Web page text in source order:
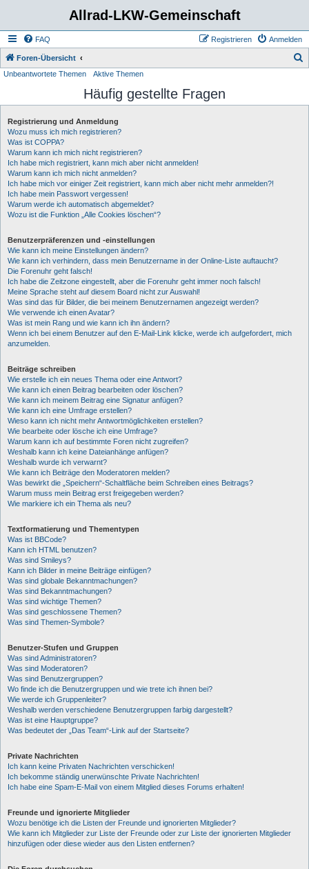
Allrad-LKW-Gemeinschaft
FAQ Anmelden
Registrieren
Foren-Übersicht
h
Unbeantwortete Themen Aktive Themen
Häufig gestellte Fragen
Registrierung und Anmeldung
Wozu muss ich mich registrieren?
Was ist COPPA?
Warum kann ich mich nicht registrieren?
Ich habe mich registriert, kann mich aber nicht anmelden!
Warum kann ich mich nicht anmelden?
Ich habe mich vor einiger Zeit registriert, kann mich aber nicht mehr anmelden?!
Ich habe mein Passwort vergessen!
Warum werde ich automatisch abgemeldet?
Wozu ist die Funktion „Alle Cookies löschen“?
Benutzerpräferenzen und -einstellungen
Wie kann ich meine Einstellungen ändern?
Wie kann ich verhindern, dass mein Benutzername in der Online-Liste auftaucht?
Die Forenuhr geht falsch!
Ich habe die Zeitzone eingestellt, aber die Forenuhr geht immer noch falsch!
Meine Sprache steht auf diesem Board nicht zur Auswahl!
Was sind das für Bilder, die bei meinem Benutzernamen angezeigt werden?
Wie verwende ich einen Avatar?
Was ist mein Rang und wie kann ich ihn ändern?
Wenn ich bei einem Benutzer auf den E-Mail-Link klicke, werde ich aufgefordert, mich
anzumelden.
Beiträge schreiben
Wie erstelle ich ein neues Thema oder eine Antwort?
Wie kann ich einen Beitrag bearbeiten oder löschen?
Wie kann ich meinem Beitrag eine Signatur anfügen?
Wie kann ich eine Umfrage erstellen?
Wieso kann ich nicht mehr Antwortmöglichkeiten erstellen?
Wie bearbeite oder lösche ich eine Umfrage?
Warum kann ich auf bestimmte Foren nicht zugreifen?
Weshalb kann ich keine Dateianhänge anfügen?
Weshalb wurde ich verwarnt?
Wie kann ich Beiträge den Moderatoren melden?
Was bewirkt die „Speichern“-Schaltfläche beim Schreiben eines Beitrags?
Warum muss mein Beitrag erst freigegeben werden?
Wie markiere ich ein Thema als neu?
Textformatierung und Thementypen
Was ist BBCode?
Kann ich HTML benutzen?
Was sind Smileys?
Kann ich Bilder in meine Beiträge einfügen?
Was sind globale Bekanntmachungen?
Was sind Bekanntmachungen?
Was sind wichtige Themen?
Was sind geschlossene Themen?
Was sind Themen-Symbole?
Benutzer-Stufen und Gruppen
Was sind Administratoren?
Was sind Moderatoren?
Was sind Benutzergruppen?
Wo finde ich die Benutzergruppen und wie trete ich ihnen bei?
Wie werde ich Gruppenleiter?
Weshalb werden verschiedene Benutzergruppen farbig dargestellt?
Was ist eine Hauptgruppe?
Was bedeutet der „Das Team“-Link auf der Startseite?
Private Nachrichten
Ich kann keine Privaten Nachrichten verschicken!
Ich bekomme ständig unerwünschte Private Nachrichten!
Ich habe eine Spam-E-Mail von einem Mitglied dieses Forums erhalten!
Freunde und ignorierte Mitglieder
Wozu benötige ich die Listen der Freunde und ignorierten Mitglieder?
Wie kann ich Mitglieder zur Liste der Freunde oder zur Liste der ignorierten Mitglieder
hinzufügen oder diese wieder aus den Listen entfernen?